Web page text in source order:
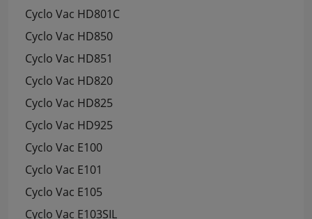
Cyclo Vac HD801C
Cyclo Vac HD850
Cyclo Vac HD851
Cyclo Vac HD820
Cyclo Vac HD825
Cyclo Vac HD925
Cyclo Vac E100
Cyclo Vac E101
Cyclo Vac E105
Cyclo Vac E103SIL